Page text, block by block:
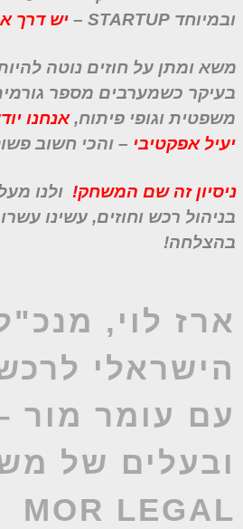
STARTUP
– יש דרך
ומתן על חוזים נוטה להיות
כשמערבים מספר
וגופי פיתוח,אנחנו
אפקטיבי– והכי חשוב
זה שם המשחק!
רכש וחוזים, עשינו
לוי,
עומר מור –
של
MOR